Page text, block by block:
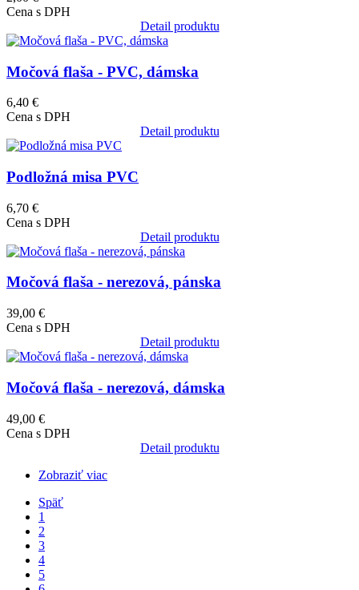
Cena s DPH
Detail produktu
Obrázok
Močová flaša - PVC, dámska
6,40 €
Cena s DPH
Detail produktu
Obrázok
Podložná misa PVC
6,70 €
Cena s DPH
Detail produktu
Obrázok
Močová flaša - nerezová, pánska
39,00 €
Cena s DPH
Detail produktu
Obrázok
Močová flaša - nerezová, dámska
49,00 €
Cena s DPH
Detail produktu
Zobraziť viac
Pagination
Previous
page
Späť
Page
1
Page
2
Page
3
Aktuálna
stránka
4
Page
5